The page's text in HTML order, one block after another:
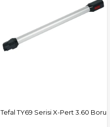
Tefal TY69 Serisi X-Pert 3.60 Boru